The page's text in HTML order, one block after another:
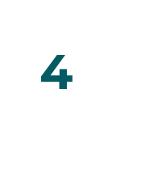
4